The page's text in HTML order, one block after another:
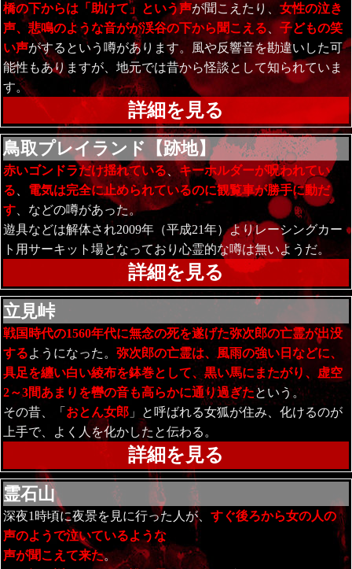
橋の下からは「助けて」という声が聞こえたり、女性の泣き
声、悲鳴のような音がが渓谷の下から聞こえる 、子どもの笑
い声がするという噂があります。風や反響音を勘違いした可
能性もありますが、地元では昔から怪談として知られていま
す。
詳細を見る
鳥取プレイランド【跡地】
赤いゴンドラだけ揺れている、キーホルダーが呪われてい
る、 電気は完全に止められているのに観覧車が勝手に動だ
す、などの噂があった。
遊具などは解体され2009年（平成21年）よりレーシングカー
ト用サーキット場となっており心霊的な噂は無いようだ。
詳細を見る
立見峠
戦国時代の1560年代に無念の死を遂げた弥次郎の亡霊が出没
するようになった。弥次郎の亡霊は、風雨の強い日などに、
具足を纏い白い綾布を鉢巻として、黒い馬にまたがり、虚空
2～3間あまりを轡の音も高らかに通り過ぎたという。
その昔、「 おとん女郎 」と呼ばれる女狐が住み、化けるのが
上手で、よく人を化かしたと伝わる。
詳細を見る
霊石山
深夜1時頃に夜景を見に行った人が、すぐ後ろから女の人の
声のようで泣いているような
声が聞こえて来た。